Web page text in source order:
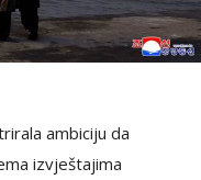
ambiciju da
izvještajima